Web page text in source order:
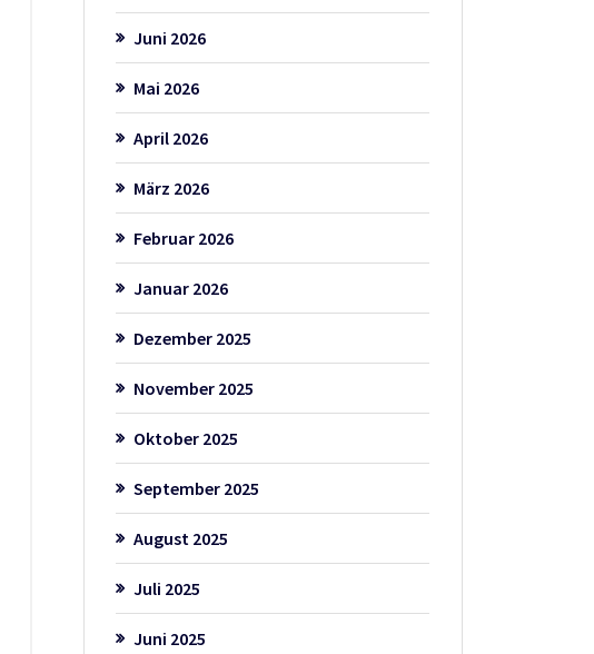
Juni 2026
Mai 2026
April 2026
März 2026
Februar 2026
Januar 2026
Dezember 2025
November 2025
Oktober 2025
September 2025
August 2025
Juli 2025
Juni 2025